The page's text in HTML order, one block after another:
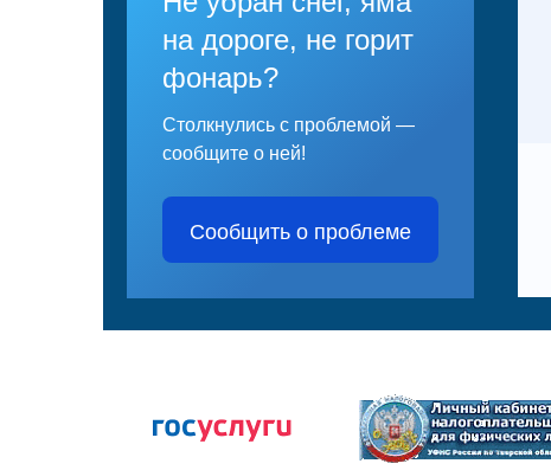
на дороге, не горит
фонарь?
Столкнулись с проблемой —
сообщите о ней!
Сообщить о проблеме